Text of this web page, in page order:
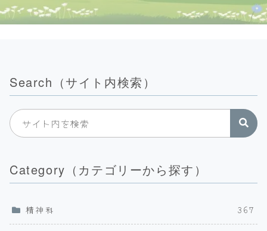
Search（サイト内検索）
Category（カテゴリーから探す）
精神科 367